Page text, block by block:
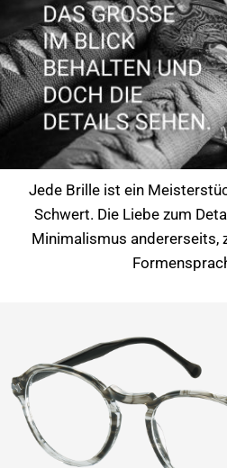
Jede Brille ist ein
Schwert. Die Liebe zum
Minimalismus andererseits,